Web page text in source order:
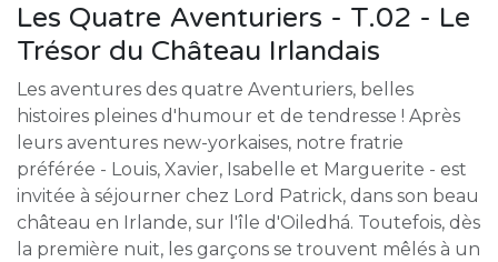
Les Quatre Aventuriers - T.02 - Le
Trésor du Château Irlandais
Les aventures des quatre Aventuriers, belles
histoires pleines d'humour et de tendresse ! Après
leurs aventures new-yorkaises, notre fratrie
préférée - Louis, Xavier, Isabelle et Marguerite - est
invitée à séjourner chez Lord Patrick, dans son beau
château en Irlande, sur l'île d'Oiledhá. Toutefois, dès
la première nuit, les garçons se trouvent mêlés à un